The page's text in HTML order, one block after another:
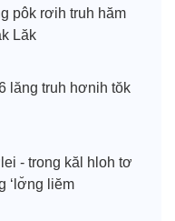
pôk rơih truh hăm
Lăk
lăng truh hơnih tŏk
- trong kăl hloh tơ
‘lơ̆ng liĕm